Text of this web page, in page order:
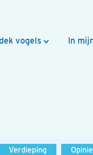
vogels In
Verdieping Opinie